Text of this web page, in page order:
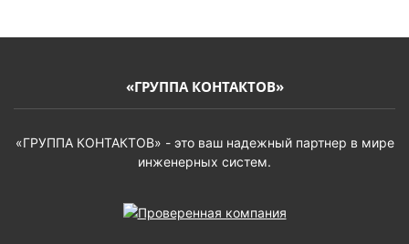
«ГРУППА КОНТАКТОВ»
«ГРУППА КОНТАКТОВ» - это ваш надежный партнер в мире
инженерных систем.